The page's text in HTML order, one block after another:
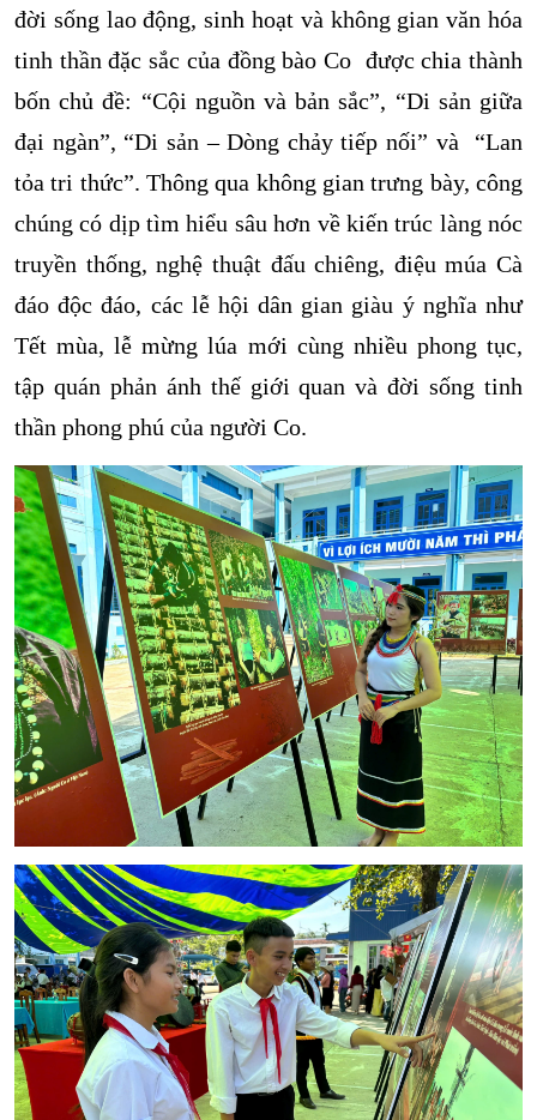
đời sống lao động, sinh hoạt và không gian văn hóa
tinh thần đặc sắc của đồng bào Co được chia thành
bốn chủ đề: “Cội nguồn và bản sắc”, “Di sản giữa
đại ngàn”, “Di sản – Dòng chảy tiếp nối” và “Lan
tỏa tri thức”. Thông qua không gian trưng bày, công
chúng có dịp tìm hiểu sâu hơn về kiến trúc làng nóc
truyền thống, nghệ thuật đấu chiêng, điệu múa Cà
đáo độc đáo, các lễ hội dân gian giàu ý nghĩa như
Tết mùa, lễ mừng lúa mới cùng nhiều phong tục,
tập quán phản ánh thế giới quan và đời sống tinh
thần phong phú của người Co.